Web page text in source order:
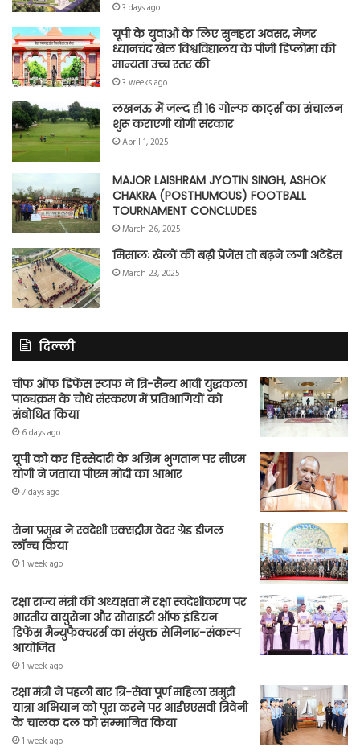
3 days ago
यूपी के युवाओं के लिए सुनहरा अवसर, मेजर
ध्यानचंद खेल विश्वविद्यालय के पीजी डिप्लोमा की
मान्यता उच्च स्तर की
3 weeks ago
लखनऊ में जल्द ही 16 गोल्फ कार्ट्स का संचालन
शुरू कराएगी योगी सरकार
April 1, 2025
MAJOR LAISHRAM JYOTIN SINGH, ASHOK
CHAKRA (POSTHUMOUS) FOOTBALL
TOURNAMENT CONCLUDES
March 26, 2025
मिसालः खेलों की बढ़ी प्रेजेंस तो बढ़ने लगी अटेंडेंस
March 23, 2025
दिल्ली
चीफ ऑफ डिफेंस स्टाफ ने त्रि-सैन्य भावी युद्धकला
पाठ्यक्रम के चौथे संस्करण में प्रतिभागियों को
संबोधित किया
6 days ago
यूपी को कर हिस्सेदारी के अग्रिम भुगतान पर सीएम
योगी ने जताया पीएम मोदी का आभार
7 days ago
सेना प्रमुख ने स्वदेशी एक्सट्रीम वेदर ग्रेड डीजल
लॉन्च किया
1 week ago
रक्षा राज्य मंत्री की अध्यक्षता में रक्षा स्वदेशीकरण पर
भारतीय वायुसेना और सोसाइटी ऑफ इंडियन
डिफेंस मैन्युफैक्चरर्स का संयुक्त सेमिनार-संकल्प
आयोजित
1 week ago
रक्षा मंत्री ने पहली बार त्रि-सेवा पूर्ण महिला समुद्री
यात्रा अभियान को पूरा करने पर आईएएसवी त्रिवेनी
के चालक दल को सम्मानित किया
1 week ago